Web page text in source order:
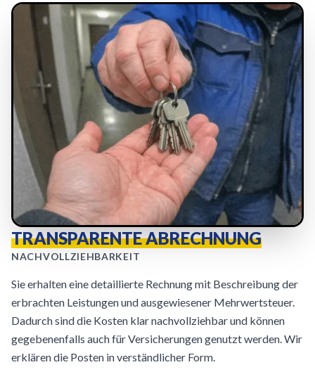
TRANSPARENTE ABRECHNUNG
NACHVOLLZIEHBARKEIT
Sie erhalten eine detaillierte Rechnung mit Beschreibung der
erbrachten Leistungen und ausgewiesener Mehrwertsteuer.
Dadurch sind die Kosten klar nachvollziehbar und können
gegebenenfalls auch für Versicherungen genutzt werden. Wir
erklären die Posten in verständlicher Form.